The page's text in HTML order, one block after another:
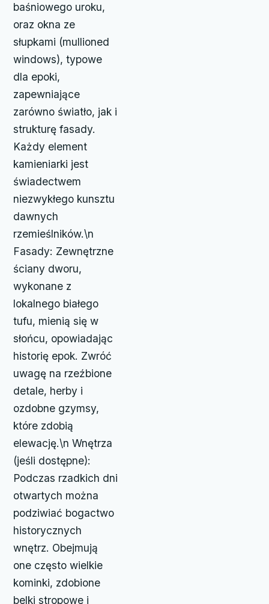
baśniowego uroku,
oraz okna ze
słupkami (mullioned
windows), typowe
dla epoki,
zapewniające
zarówno światło, jak i
strukturę fasady.
Każdy element
kamieniarki jest
świadectwem
niezwykłego kunsztu
dawnych
rzemieślników.\n
Fasady: Zewnętrzne
ściany dworu,
wykonane z
lokalnego białego
tufu, mienią się w
słońcu, opowiadając
historię epok. Zwróć
uwagę na rzeźbione
detale, herby i
ozdobne gzymsy,
które zdobią
elewację.\n Wnętrza
(jeśli dostępne):
Podczas rzadkich dni
otwartych można
podziwiać bogactwo
historycznych
wnętrz. Obejmują
one często wielkie
kominki, zdobione
belki stropowe i